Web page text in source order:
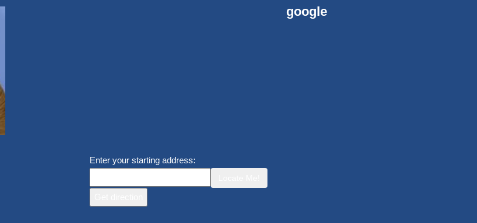
Enter your starting address:
google